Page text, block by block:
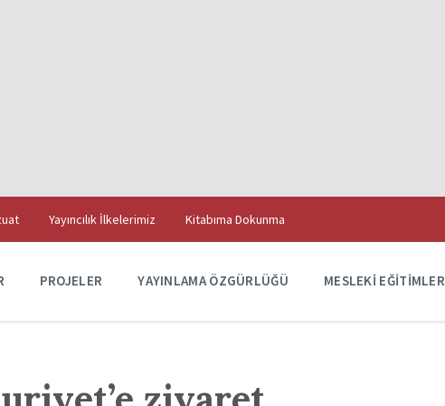
Yayıncılık İlkelerimiz
Kitabıma Dokunma
PROJELER YAYINLAMA ÖZGÜRLÜĞÜ MESLEKI EĞITIMLER